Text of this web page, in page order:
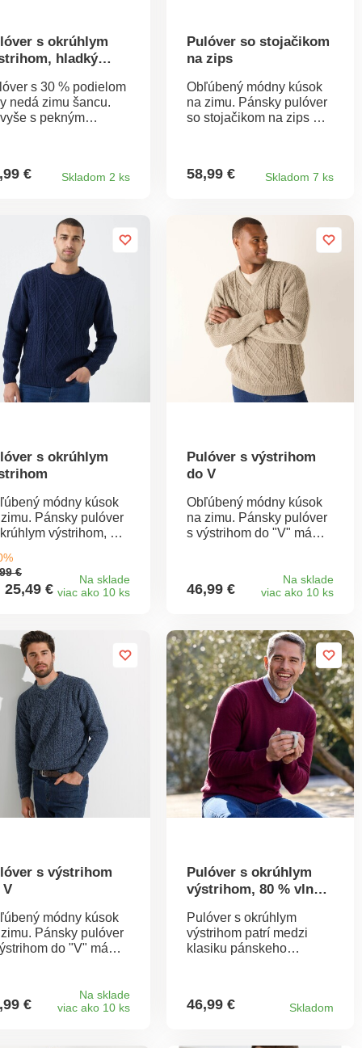
s okrúhlym
hladký
s 30 % podielom
nedá zimu šancu.
s pekným
Vrúbkované
3 IFTH). Táto
označuje textilné
ktoré boli
laboratórnym
na široké
škodlivých látok
je bezpečný
rámec platných
Možno prať v
€ Skladom 2 ks
Pulóver so stojačikom
na zips
Obľúbený módny kúsok
na zimu. Pánsky pulóver
so stojačikom na zips má
Zakončenie do
rukávov a na spodnom
okraji. Možno prať v
58,99 € Skladom 7 ks
s okrúhlym
módny kúsok
Pánsky pulóver
výstrihom, má
štýle. Chrbát a
z ryžového vzoru.
do
a na spodnom
Možno prať v
€
25,49 €
Na sklade
viac ako 10 ks
Pulóver s výstrihom
do V
Obľúbený módny kúsok
na zimu. Pánsky pulóver
s výstrihom do "V" má
rukávy z ryžového vzoru.
Zakončený vrúbkovaným
spodnom okraji. Perte
naruby.
46,99 €
Na sklade
viac ako 10 ks
s výstrihom
V
módny kúsok
Pánsky pulóver
do "V" má
z ryžového vzoru.
vrúbkovaným
€
Na sklade
viac ako 10 ks
Pulóver s okrúhlym
výstrihom, 80 % vlna,
Pulóver s okrúhlym
výstrihom patrí medzi
klasiku pánskeho
Pružné zakončenie.
46,99 € Skladom